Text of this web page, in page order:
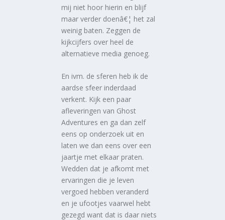
mij niet hoor hierin en blijf
maar verder doenâ€¦ het zal
weinig baten. Zeggen de
kijkcijfers over heel de
alternatieve media genoeg.
En ivm. de sferen heb ik de
aardse sfeer inderdaad
verkent. Kijk een paar
afleveringen van Ghost
Adventures en ga dan zelf
eens op onderzoek uit en
laten we dan eens over een
jaartje met elkaar praten.
Wedden dat je afkomt met
ervaringen die je leven
vergoed hebben veranderd
en je ufootjes vaarwel hebt
gezegd want dat is daar niets